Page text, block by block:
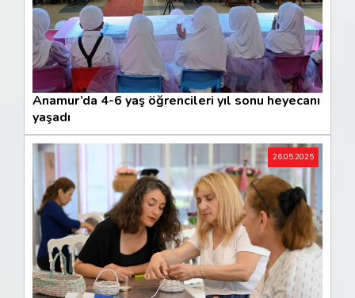
Anamur’da 4-6 yaş öğrencileri yıl sonu heyecanı
yaşadı
26.05.2025